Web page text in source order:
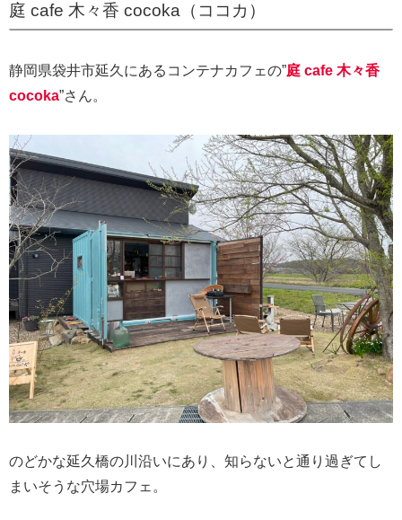
庭 cafe 木々香 cocoka（ココカ）
静岡県袋井市延久にあるコンテナカフェの”庭 cafe 木々香
cocoka”さん。
のどかな延久橋の川沿いにあり、知らないと通り過ぎてし
まいそうな穴場カフェ。